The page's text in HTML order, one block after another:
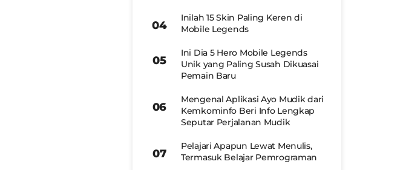
Inilah 15 Skin Paling Keren di
Mobile Legends
Ini Dia 5 Hero Mobile Legends
Unik yang Paling Susah Dikuasai
Pemain Baru
Mengenal Aplikasi Ayo Mudik dari
Kemkominfo Beri Info Lengkap
Seputar Perjalanan Mudik
Pelajari Apapun Lewat Menulis,
Termasuk Belajar Pemrograman